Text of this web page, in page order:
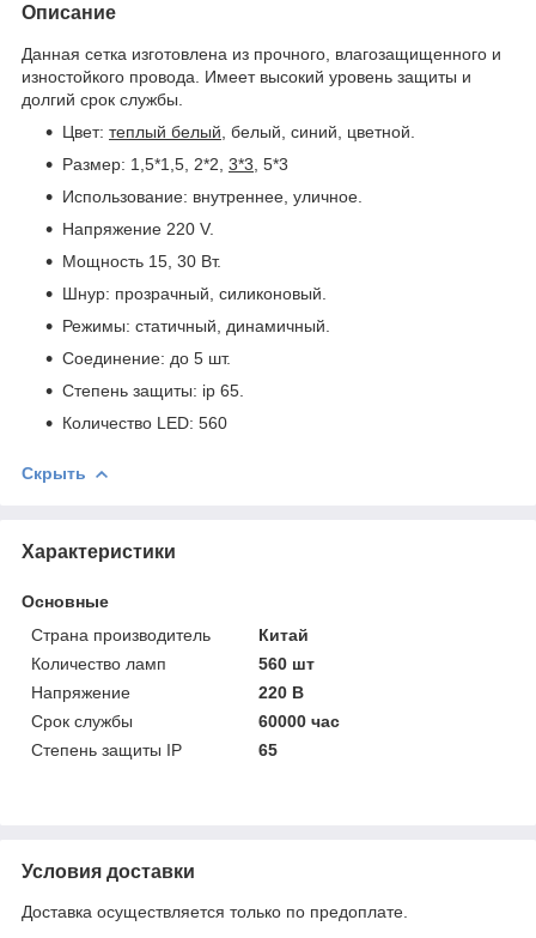
Описание
Данная сетка изготовлена из прочного, влагозащищенного и
изностойкого провода. Имеет высокий уровень защиты и
долгий срок службы.
Цвет: теплый белый , белый, синий, цветной.
Размер: 1,5*1,5, 2*2, 3*3 , 5*3
Использование: внутреннее, уличное.
Напряжение 220 V.
Мощность 15, 30 Вт.
Шнур: прозрачный, силиконовый.
Режимы: статичный, динамичный.
Соединение: до 5 шт.
Степень защиты: ip 65.
Количество LED: 560
Скрыть
Характеристики
Основные
Страна производитель
Китай
Количество ламп
560 шт
Напряжение
220 В
Срок службы
60000 час
Степень защиты IP
65
Условия доставки
Доставка осуществляется только по предоплате.